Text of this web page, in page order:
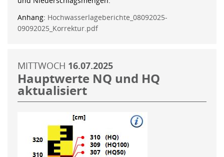
Anhang: Hochwasserlageberichte_08092025-
09092025_Korrektur.pdf
MITTWOCH 16.07.2025
Hauptwerte NQ und HQ
aktualisiert